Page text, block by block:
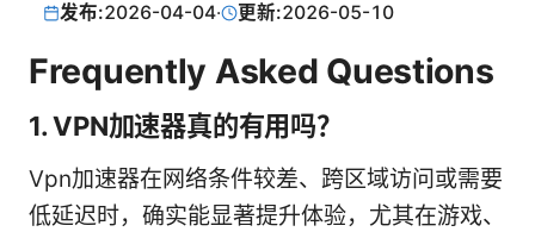
发布:2026-04-04· 更新:2026-05-10
Frequently Asked Questions
1. VPN加速器真的有用吗？
Vpn加速器在网络条件较差、跨区域访问或需要
低延迟时，确实能显著提升体验，尤其在游戏、